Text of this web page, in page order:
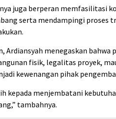
juga berperan memfasilitasi
serta mendampingi proses
Ardiansyah menegaskan
fisik, legalitas proyek,
kewenangan pihak
kepada menjembatani
tambahnya.